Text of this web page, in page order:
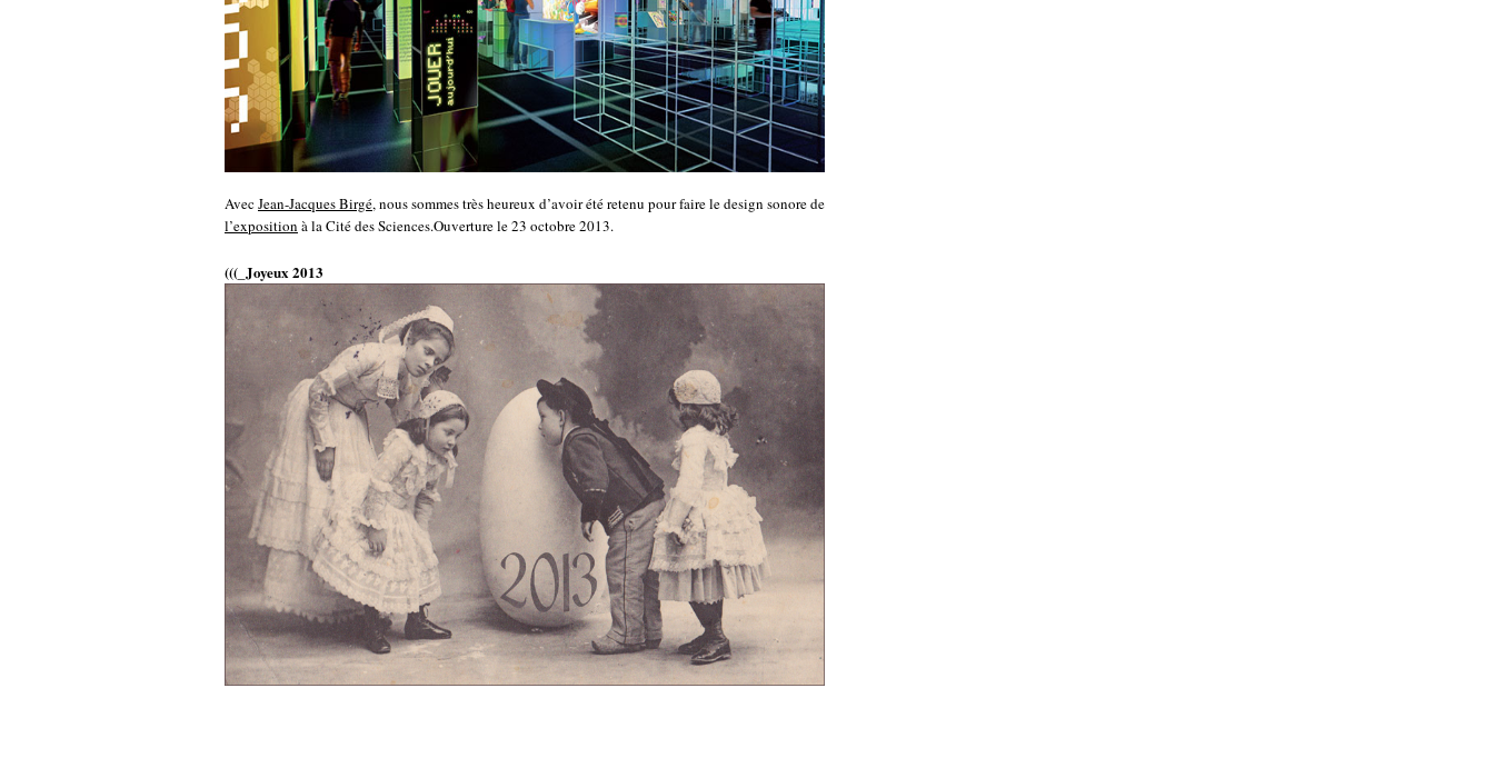
AvecJean-Jacques Birgé, nous sommes très heureux d’avoir été retenu pour faire le design sonore de
l’exposition à la Cité des Sciences.Ouverture le 23 octobre 2013.
(((_Joyeux 2013